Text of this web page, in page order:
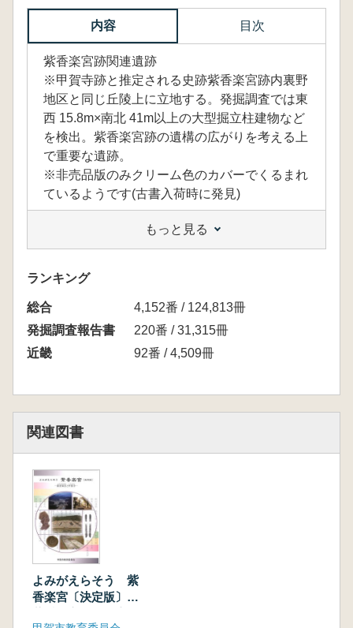
内容 目次
紫香楽宮跡関連遺跡
※甲賀寺跡と推定される史跡紫香楽宮跡内裏野
地区と同じ丘陵上に立地する。発掘調査では東
西 15.8m×南北 41m以上の大型掘立柱建物など
を検出。紫香楽宮跡の遺構の広がりを考える上
で重要な遺跡。
※非売品版のみクリーム色のカバーでくるまれ
ているようです(古書入荷時に発見)
もっと見る
ランキング
総合
4,152番 / 124,813冊
発掘調査報告書
220番 / 31,315冊
近畿
92番 / 4,509冊
関連図書
よみがえらそう 紫
香楽宮〔決定版〕